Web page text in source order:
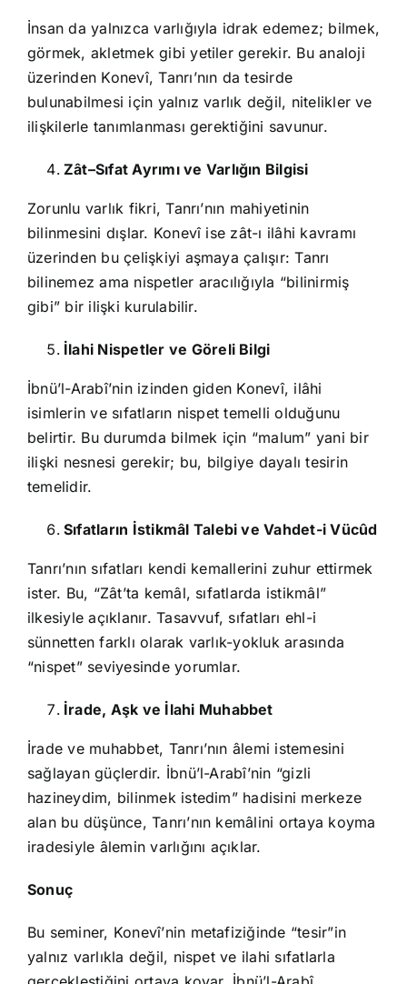
İnsan da yalnızca varlığıyla idrak edemez; bilmek,
görmek, akletmek gibi yetiler gerekir. Bu analoji
üzerinden Konevî, Tanrı’nın da tesirde
bulunabilmesi için yalnız varlık değil, nitelikler ve
ilişkilerle tanımlanması gerektiğini savunur.
Zât–Sıfat Ayrımı ve Varlığın Bilgisi
Zorunlu varlık fikri, Tanrı’nın mahiyetinin
bilinmesini dışlar. Konevî ise zât-ı ilâhi kavramı
üzerinden bu çelişkiyi aşmaya çalışır: Tanrı
bilinemez ama nispetler aracılığıyla “bilinirmiş
gibi” bir ilişki kurulabilir.
İlahi Nispetler ve Göreli Bilgi
İbnü’l-Arabî’nin izinden giden Konevî, ilâhi
isimlerin ve sıfatların nispet temelli olduğunu
belirtir. Bu durumda bilmek için “malum” yani bir
ilişki nesnesi gerekir; bu, bilgiye dayalı tesirin
temelidir.
Sıfatların İstikmâl Talebi ve Vahdet-i Vücûd
Tanrı’nın sıfatları kendi kemallerini zuhur ettirmek
ister. Bu, “Zât’ta kemâl, sıfatlarda istikmâl”
ilkesiyle açıklanır. Tasavvuf, sıfatları ehl-i
sünnetten farklı olarak varlık-yokluk arasında
“nispet” seviyesinde yorumlar.
İrade, Aşk ve İlahi Muhabbet
İrade ve muhabbet, Tanrı’nın âlemi istemesini
sağlayan güçlerdir. İbnü’l-Arabî’nin “gizli
hazineydim, bilinmek istedim” hadisini merkeze
alan bu düşünce, Tanrı’nın kemâlini ortaya koyma
iradesiyle âlemin varlığını açıklar.
Sonuç
Bu seminer, Konevî’nin metafiziğinde “tesir”in
yalnız varlıkla değil, nispet ve ilahi sıfatlarla